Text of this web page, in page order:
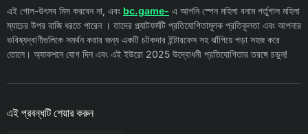
এই গোল-উৎসব মিস করবেন না, এবং bc.game- এ আপনি স্পেন মহিলা বনাম পর্তুগাল মহিলা
ম্যাচের উপর বাজি ধরতে পারেন । তাদের প্ল্যাটফর্মটি প্রতিযোগিতামূলক প্রতিকূলতা এবং আপনার
ভবিষ্যদ্বাণীগুলিকে সমর্থন করার জন্য একটি চটকদার ইন্টারফেস সহ ঝাঁপিয়ে পড়া সহজ করে
তোলে। অ্যাকশনে যোগ দিন এবং এই ইউরো 2025 উদ্বোধনী প্রতিযোগিতার তরঙ্গে চড়ুন!
এই প্রবন্ধটি শেয়ার করুন